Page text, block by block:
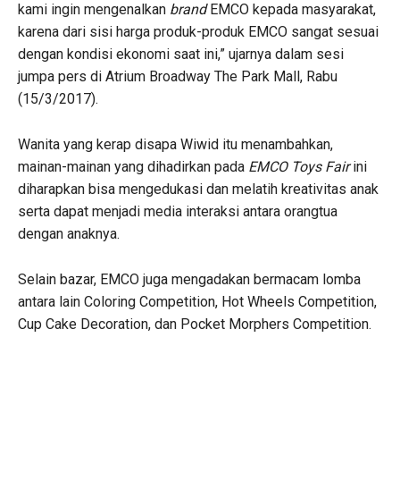
kami ingin mengenalkan brandEMCO kepada masyarakat,
karena dari sisi harga produk-produk EMCO sangat sesuai
dengan kondisi ekonomi saat ini,” ujarnya dalam sesi
jumpa pers di Atrium Broadway The Park Mall, Rabu
(15/3/2017).
Wanita yang kerap disapa Wiwid itu menambahkan,
mainan-mainan yang dihadirkan pada EMCO Toys Fairini
diharapkan bisa mengedukasi dan melatih kreativitas anak
serta dapat menjadi media interaksi antara orangtua
dengan anaknya.
Selain bazar, EMCO juga mengadakan bermacam lomba
antara lain Coloring Competition, Hot Wheels Competition,
Cup Cake Decoration, dan Pocket Morphers Competition.